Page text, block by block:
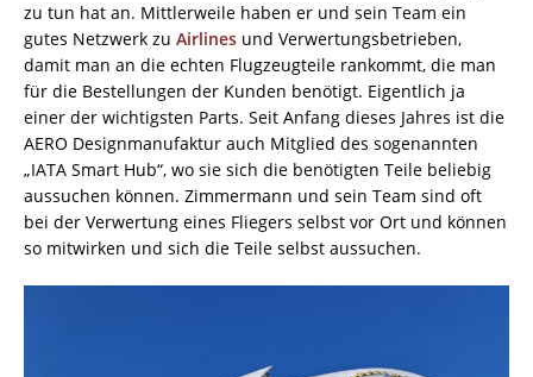
zu tun hat an. Mittlerweile haben er und sein Team ein
gutes Netzwerk zu Airlines und Verwertungsbetrieben,
damit man an die echten Flugzeugteile rankommt, die man
für die Bestellungen der Kunden benötigt. Eigentlich ja
einer der wichtigsten Parts. Seit Anfang dieses Jahres ist die
AERO Designmanufaktur auch Mitglied des sogenannten
„IATA Smart Hub“, wo sie sich die benötigten Teile beliebig
aussuchen können. Zimmermann und sein Team sind oft
bei der Verwertung eines Fliegers selbst vor Ort und können
so mitwirken und sich die Teile selbst aussuchen.